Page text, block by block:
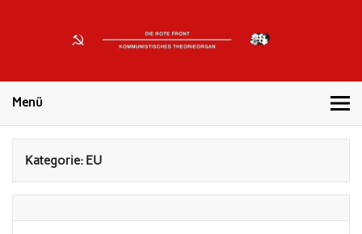
FRONT
Menü
Kategorie: EU